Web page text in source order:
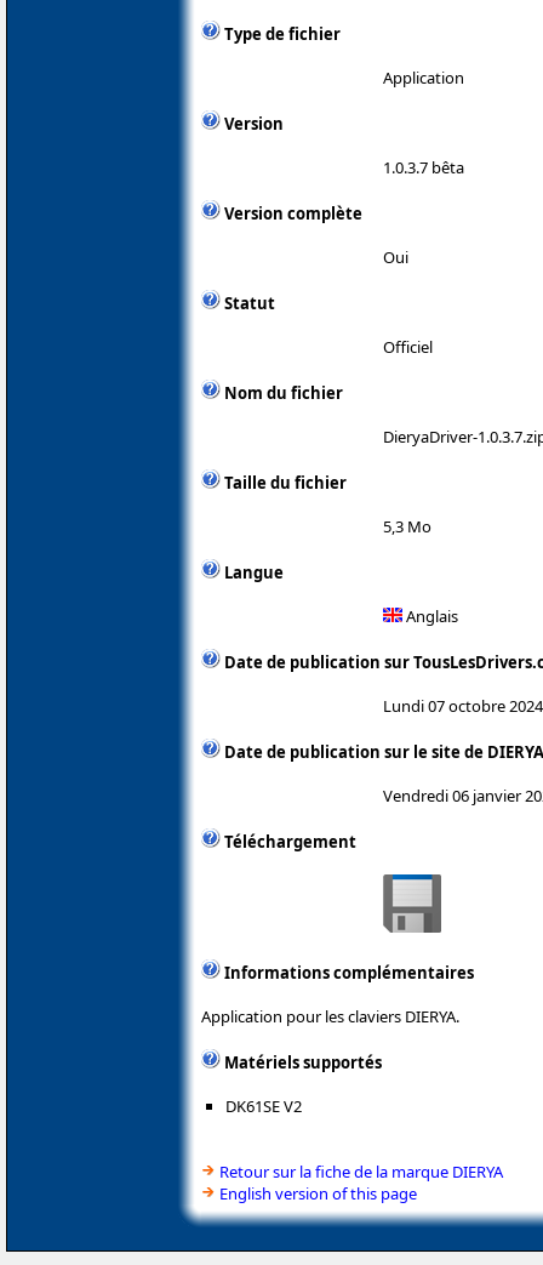
Type de fichier
Application
Version
1.0.3.7 bêta
Version complète
Oui
Statut
Officiel
Nom du fichier
DieryaDriver-
Taille du fichier
5,3 Mo
Langue
Anglais
Date de publication sur
Lundi 07 octobre 2024
Date de publication sur le site de DIERYA
Vendredi 06 janvier
Téléchargement
Informations complémentaires
Application pour les claviers DIERYA.
Matériels supportés
DK61SE V2
Retour sur la fiche de la marque DIERYA
English version of this page